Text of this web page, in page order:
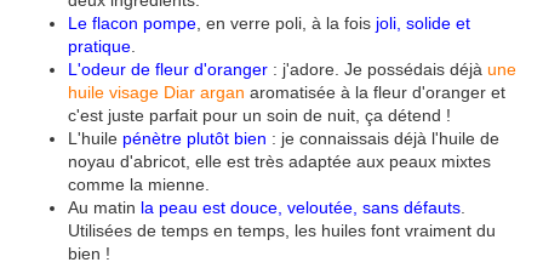
Le flacon pompe , en verre poli, à la fois joli, solide et
pratique
L'odeur de fleur d'oranger : j'adore. Je possédais déjà une
huile visage Diar argan aromatisée à la fleur d'oranger et
c'est juste parfait pour un soin de nuit, ça détend !
L'huile pénètre plutôt bien : je connaissais déjà l'huile de
noyau d'abricot, elle est très adaptée aux peaux mixtes
comme la mienne.
Au matin la peau est douce, veloutée, sans défauts
Utilisées de temps en temps, les huiles font vraiment du
bien !